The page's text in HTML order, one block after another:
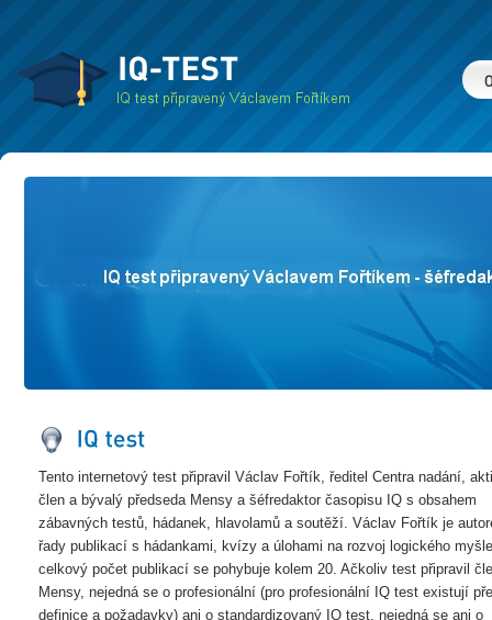
Tento internetový test připravil Václav Fořtík, ředitel Centra nadání,
člen a bývalý předseda Mensy a šéfredaktor časopisu IQ s obsahem
zábavných testů, hádanek, hlavolamů a soutěží. Václav Fořtík je
řady publikací s hádankami, kvízy a úlohami na rozvoj logického
celkový počet publikací se pohybuje kolem 20. Ačkoliv test připravil
Mensy, nejedná se o profesionální (pro profesionální IQ test existují
definice a požadavky) ani o standardizovaný IQ test, nejedná se ani o